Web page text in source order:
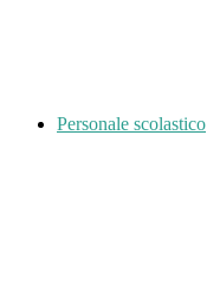
Personale scolastico